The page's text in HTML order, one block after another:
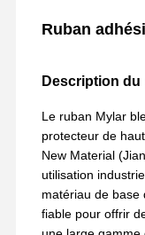
Ruban
Description
Le ruban Mylar
protecteur de
New Material
utilisation
matériau de base
fiable pour offrir